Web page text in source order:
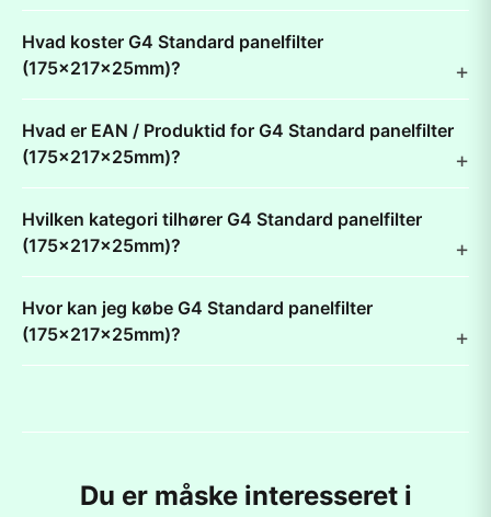
Hvad koster G4 Standard panelfilter
(175x217x25mm)?
Hvad er EAN / Produktid for G4 Standard panelfilter
(175x217x25mm)?
Hvilken kategori tilhører G4 Standard panelfilter
(175x217x25mm)?
Hvor kan jeg købe G4 Standard panelfilter
(175x217x25mm)?
Du er måske interesseret i